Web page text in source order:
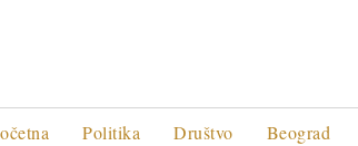
Politika Društvo Beograd